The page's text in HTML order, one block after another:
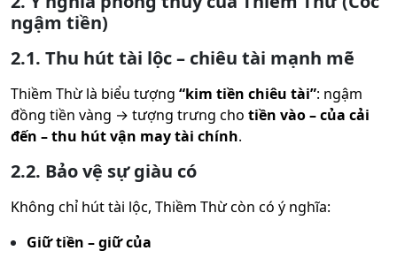
ngậm tiền)
2.1. Thu hút tài lộc – chiêu tài mạnh mẽ
Thiềm Thừ là biểu tượng “kim tiền chiêu tài”: ngậm
đồng tiền vàng → tượng trưng cho tiền vào – của cải
đến – thu hút vận may tài chính.
2.2. Bảo vệ sự giàu có
Không chỉ hút tài lộc, Thiềm Thừ còn có ý nghĩa:
Giữ tiền – giữ của